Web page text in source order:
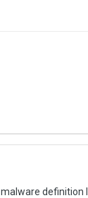
definition